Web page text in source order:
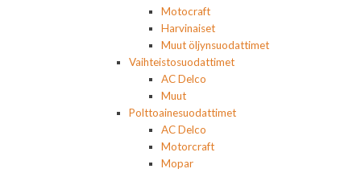
Motocraft
Harvinaiset
Muut öljynsuodattimet
Vaihteistosuodattimet
AC Delco
Muut
Polttoainesuodattimet
AC Delco
Motorcraft
Mopar